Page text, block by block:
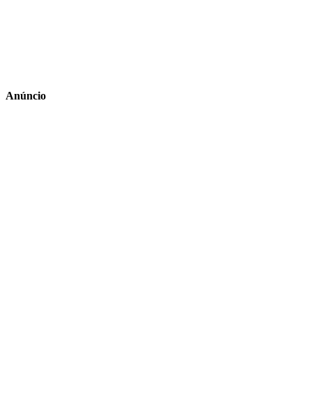
Anúncio